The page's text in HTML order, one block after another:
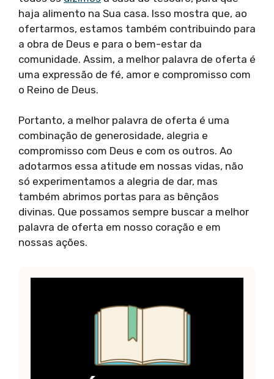
haja alimento na Sua casa. Isso mostra que, ao
ofertarmos, estamos também contribuindo para
a obra de Deus e para o bem-estar da
comunidade. Assim, a melhor palavra de oferta é
uma expressão de fé, amor e compromisso com
o Reino de Deus.
Portanto, a melhor palavra de oferta é uma
combinação de generosidade, alegria e
compromisso com Deus e com os outros. Ao
adotarmos essa atitude em nossas vidas, não
só experimentamos a alegria de dar, mas
também abrimos portas para as bênçãos
divinas. Que possamos sempre buscar a melhor
palavra de oferta em nosso coração e em
nossas ações.